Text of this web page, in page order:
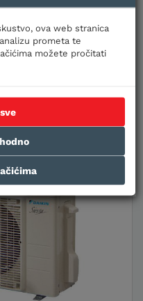
ova web stranica
prometa te
možete pročitati